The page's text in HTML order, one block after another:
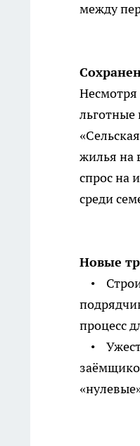
между
Несмотря
льготные
жилья на
спрос на
среди
Новые
•
процесс
•